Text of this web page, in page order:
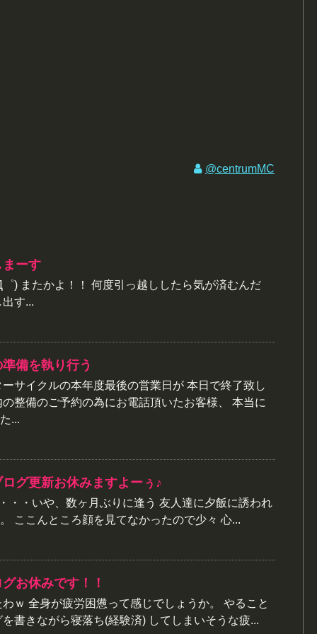
@centrumMC
ーす
) またかよ！！ 何度引っ越ししたら気が済むんだ
す...
備を執り行う
サイクルの本年度最後の営業日が 本日で終了致し
整備のご予約の為にお電話頂いたお客様、 本当に
...
ログ更新お休みますよーぅ♪
・・いや、数ヶ月ぶりに逢う 友人達に夕飯に誘われ
ここんところ顔を見てなかったので少々 心...
お休みです！！
ｗ 全身が疲労困憊って感じでしょうか。 やること
書きながら寝落ち(経験済) してしまいそうな疲...